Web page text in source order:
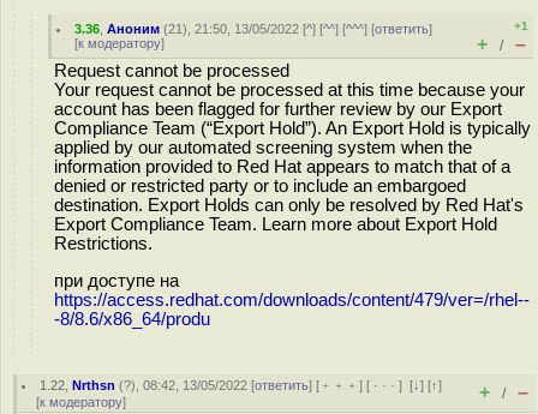
3.36 ,Аноним (21), 21:50, 13/05/2022 [^] [^^] [^^^] [ответить]
[к модератору]
+1
+ / –
Request cannot be processed
Your request cannot be processed at this time because your
account has been flagged for further review by our Export
Compliance Team (“Export Hold”). An Export Hold is typically
applied by our automated screening system when the
information provided to Red Hat appears to match that of a
denied or restricted party or to include an embargoed
destination. Export Holds can only be resolved by Red Hat's
Export Compliance Team. Learn more about Export Hold
Restrictions.
при доступе на
https://access.redhat.com/downloads/content/479/ver=/rhel--
-8/8.6/x86_64/produ
1.22 ,Nrthsn (?), 08:42, 13/05/2022 [ответить] [ ﹢﹢﹢] [ · · ·][↓] [↑]
[к модератору] + / –